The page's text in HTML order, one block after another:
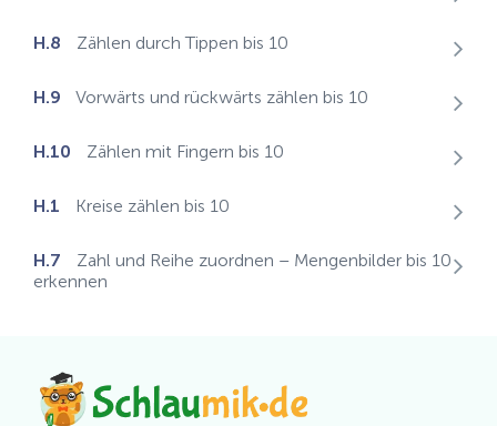
H.8 Zählen durch Tippen bis 10
H.9 Vorwärts und rückwärts zählen bis 10
H.10 Zählen mit Fingern bis 10
H.1 Kreise zählen bis 10
H.7
Zahl und Reihe zuordnen – Mengenbilder bis 10
erkennen